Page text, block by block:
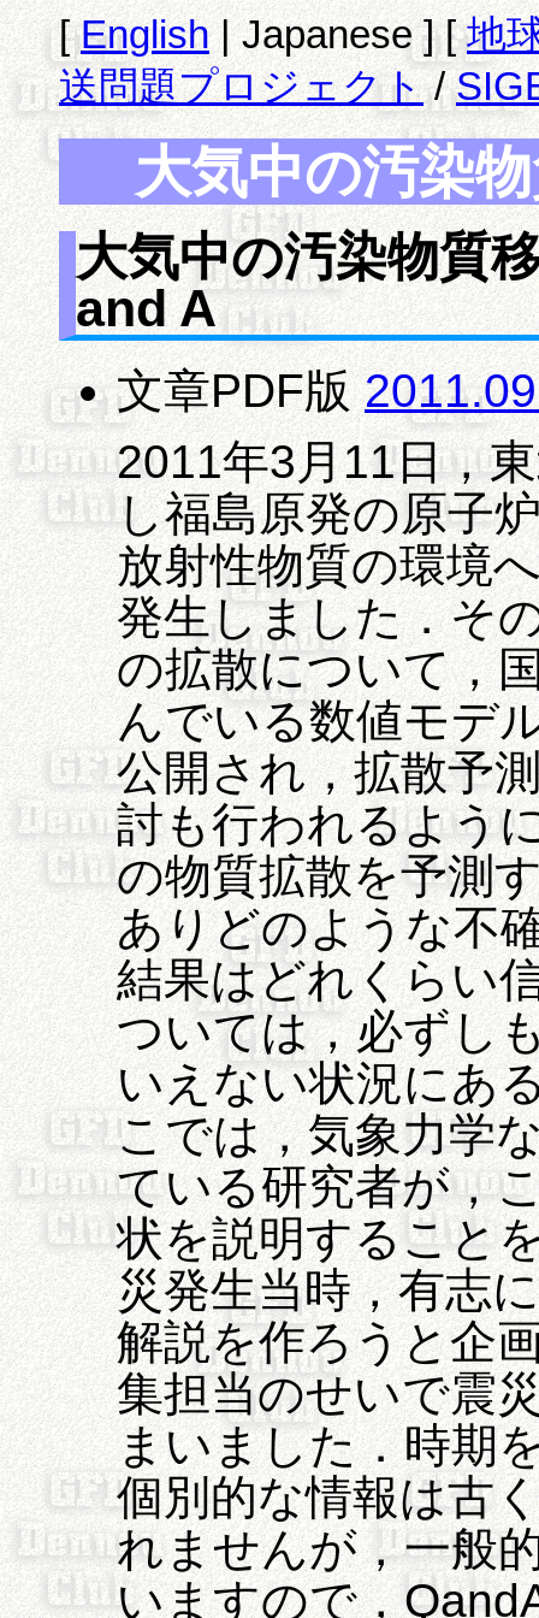
[English| Japanese ] [地
送問題プロジェクト/
大気中の汚染
大気中の汚染物質
and A
文章PDF版
2011年3月11日，
し福島原発の原子
放射性物質の環境
発生しました．そ
の拡散について，
んでいる数値モデ
公開され，拡散予
討も行われるよう
の物質拡散を予測
ありどのような不
結果はどれくらい
ついては，必ずし
いえない状況にあ
こでは，気象力学
ている研究者が，
状を説明すること
災発生当時，有志
解説を作ろうと企
集担当のせいで震
まいました．時期
個別的な情報は古
れませんが，一般
いますので，